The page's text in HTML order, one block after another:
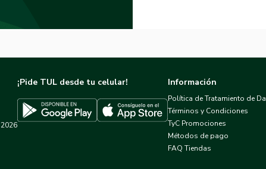
2026
¡Pide TUL desde tu celular!
Descargar TUL en Google PlayDescargar TUL en App Store
Información
Política de Tratamiento de
Términos y Condiciones
TyC Promociones
Métodos de pago
FAQ Tiendas